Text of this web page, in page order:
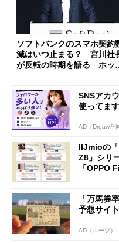
ソフトバンクのスマホ契約
減はいつ止まる？ 宮川社
が反転の時期を語る ホッ
SNSアカ
使ってます
AD（Dreaw合
IIJmioの
Z8」シリ
「OPPO
「万馬券
予想サイト
AD（ルーツ）